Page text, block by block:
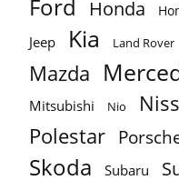
Ford Honda
Jeep Kia Land Rover
Mazda
Mitsubishi Nio
Polestar
Skoda Subaru